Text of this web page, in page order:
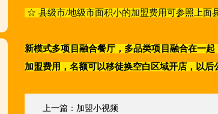
☆ 县级市/地级市面积小的加盟费用可参照上面
新模式多项目融合餐厅，多品类项目融合在一
加盟费用，名额可以移徒换空白区域开店，以后
上一篇： 加盟小视频